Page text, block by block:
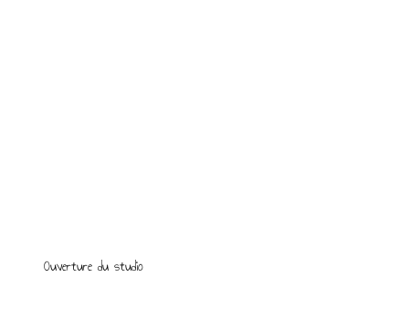
Ouverture du studio